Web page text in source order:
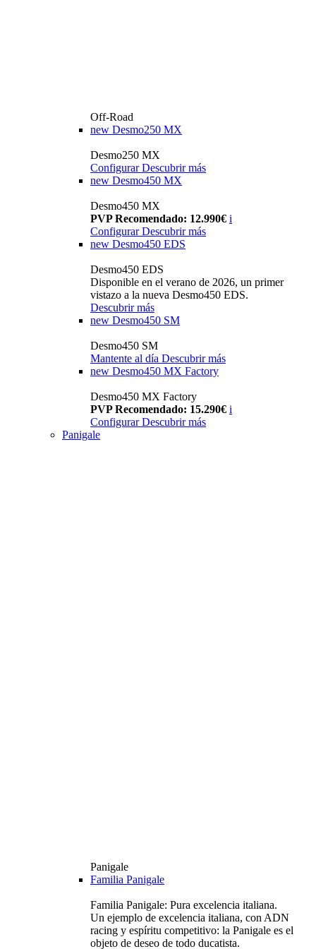
Off-Road
new Desmo250 MX
Desmo250 MX
Configurar Descubrir más
new Desmo450 MX
Desmo450 MX
PVP Recomendado: 12.990€ i
Configurar Descubrir más
new Desmo450 EDS
Desmo450 EDS
Disponible en el verano de 2026, un primer
vistazo a la nueva Desmo450 EDS.
Descubrir más
new Desmo450 SM
Desmo450 SM
Mantente al día Descubrir más
new Desmo450 MX Factory
Desmo450 MX Factory
PVP Recomendado: 15.290€ i
Configurar Descubrir más
Panigale
Panigale
Familia Panigale
Familia Panigale: Pura excelencia italiana.
Un ejemplo de excelencia italiana, con ADN
racing y espíritu competitivo: la Panigale es el
objeto de deseo de todo ducatista.